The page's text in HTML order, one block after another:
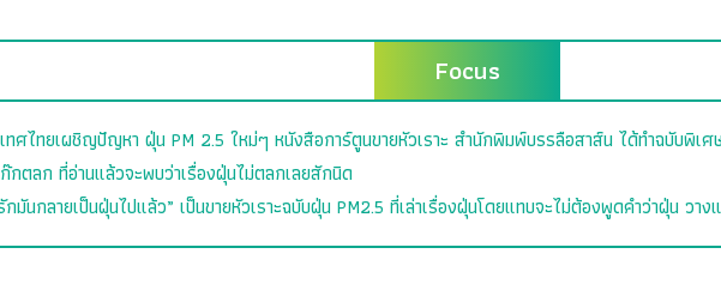
Focus
ศไทยเผชิญปัญหา ฝุ่น PM 2.5 ใหม่ๆ หนังสือการ์ตูนขายหัวเราะ สำนักพิมพ์บรรลือสาส์น ได้ทำฉบับพิเ
กตลก ที่อ่านแล้วจะพบว่าเรื่องฝุ่นไม่ตลกเลยสักนิด
มันกลายเป็นฝุ่นไปแล้ว” เป็นขายหัวเราะฉบับฝุ่น PM2.5 ที่เล่าเรื่องฝุ่นโดยแทบจะไม่ต้องพูดคำว่าฝุ่น ว